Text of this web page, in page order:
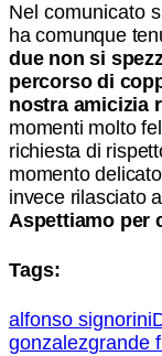
Nel comunicato
ha comunque
due non si
percorso di
nostra amicizia
momenti molto
richiesta di
momento
invece rilasciato
Aspettiamo per
Tags:
alfonso signorini
gonzalezgrande